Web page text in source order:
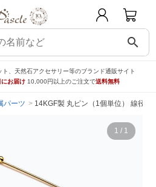
search
、天然石アクセサリー等のブランド通販サイト
お届け 10,000円以上のご注文で送料無料
パーツ 14KGF製 丸ピン（1個単位） 線径
1 / 1